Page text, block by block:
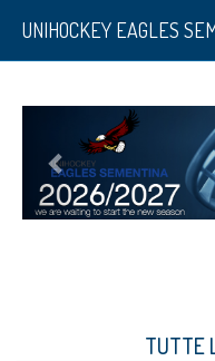
UNIHOCKEY EAGLES
TUTTE